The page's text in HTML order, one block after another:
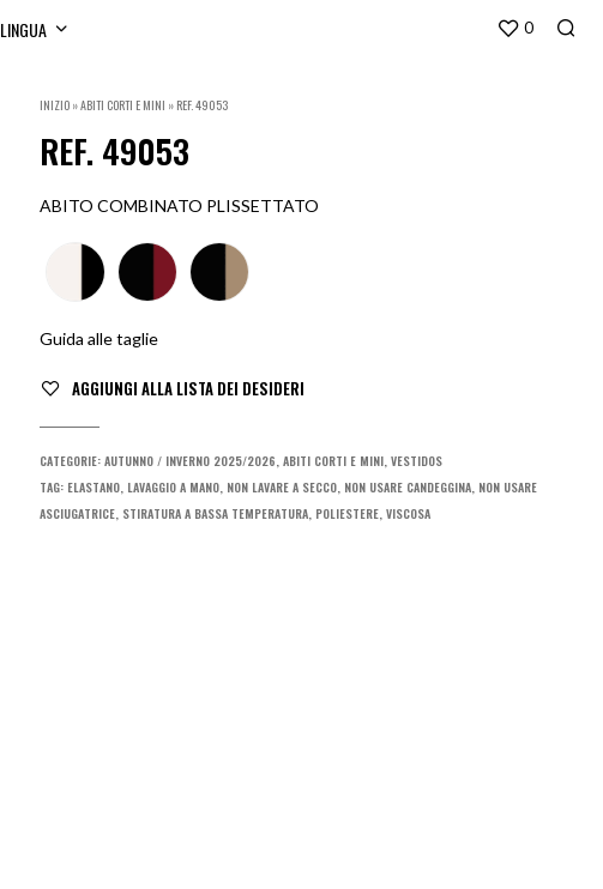
LINGUA 0
INIZIO»ABITI CORTI E MINI » REF. 49053
REF. 49053
ABITO COMBINATO PLISSETTATO
Guida alle taglie
CATEGORIE: AUTUNNO / INVERNO 2025/2026 ABITI CORTI E MINI, VESTIDOS
TAG: ELASTANO, LAVAGGIO A MANO, NON LAVARE A SECCO, NON USARE CANDEGGINA, NON USARE
ASCIUGATRICE, STIRATURA A BASSA TEMPERATURA, POLIESTERE, VISCOSA